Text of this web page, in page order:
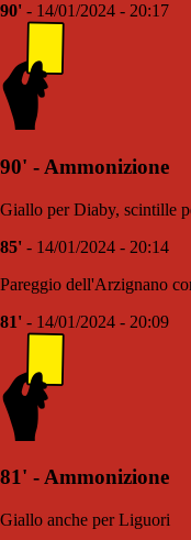
90' - 14/01/2024 - 20:17
90' - Ammonizione
Giallo per Diaby, scintille
85' - 14/01/2024 - 20:14
Pareggio dell'Arzignano
81' - 14/01/2024 - 20:09
81' - Ammonizione
Giallo anche per Liguori